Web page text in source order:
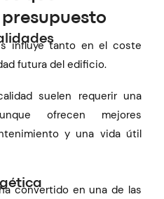
influye tanto en el coste
futura del edificio.
suelen requerir una
ofrecen mejores
y una vida útil
convertido en una de las